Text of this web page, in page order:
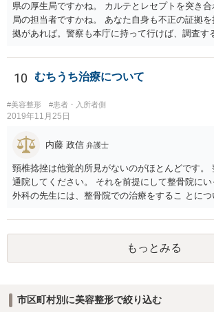
県の厚生局ですかね。 カルテとレセプトを突き
局の担当者ですかね。 あなた自身も不正の証拠
拠があれば。警察も本庁に持って行けば、調査す
で しょう。
10 むちうち治療について
#美容整形 #患者・入所者側
2019年11月25日
内藤 政信 弁護士
頸椎捻挫は他覚的所見がないのがほとんどです。
通院してください。 それを前提にして整骨院に
外科の先生には、整骨院での治療をするこ とにつ
もっとみる
市区町村別に美容整形で絞り込む